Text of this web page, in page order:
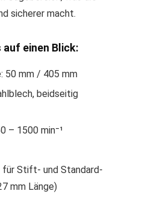
sicherer macht.
einen Blick:
50 mm / 405 mm
beidseitig
– 1500 min⁻¹
Stift- und Standard-
mm Länge)